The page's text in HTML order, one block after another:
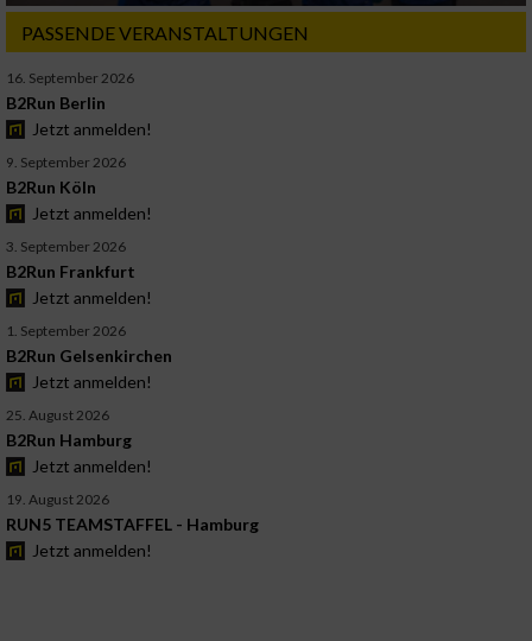
PASSENDE VERANSTALTUNGEN
16. September 2026
B2Run Berlin
Jetzt anmelden!
9. September 2026
B2Run Köln
Jetzt anmelden!
3. September 2026
B2Run Frankfurt
Jetzt anmelden!
1. September 2026
B2Run Gelsenkirchen
Jetzt anmelden!
25. August 2026
B2Run Hamburg
Jetzt anmelden!
19. August 2026
RUN5 TEAMSTAFFEL - Hamburg
Jetzt anmelden!